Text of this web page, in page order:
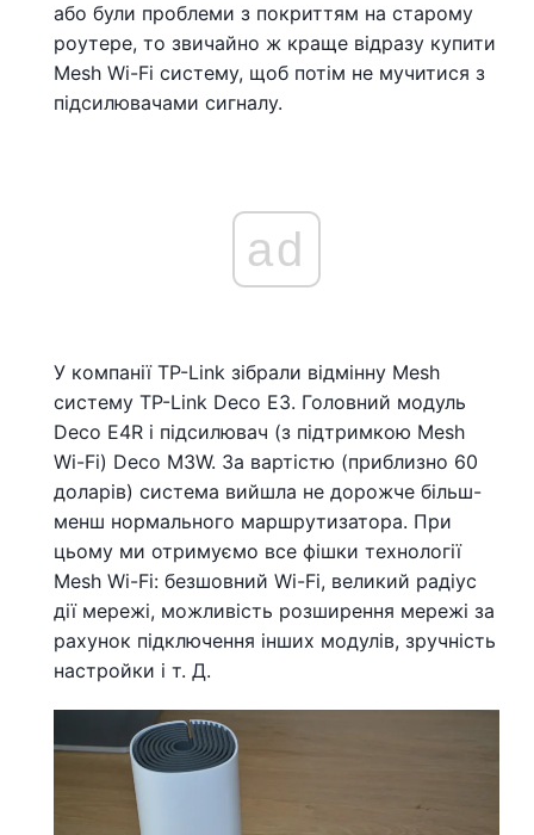
або були проблеми з покриттям на старому
роутере, то звичайно ж краще відразу купити
Mesh Wi-Fi систему, щоб потім не мучитися з
підсилювачами сигналу.
ad
У компанії TP-Link зібрали відмінну Mesh
систему TP-Link Deco E3. Головний модуль
Deco E4R і підсилювач (з підтримкою Mesh
Wi-Fi) Deco M3W. За вартістю (приблизно 60
доларів) система вийшла не дорожче більш-
менш нормального маршрутизатора. При
цьому ми отримуємо все фішки технології
Mesh Wi-Fi: безшовний Wi-Fi, великий радіус
дії мережі, можливість розширення мережі за
рахунок підключення інших модулів, зручність
настройки і т. Д.